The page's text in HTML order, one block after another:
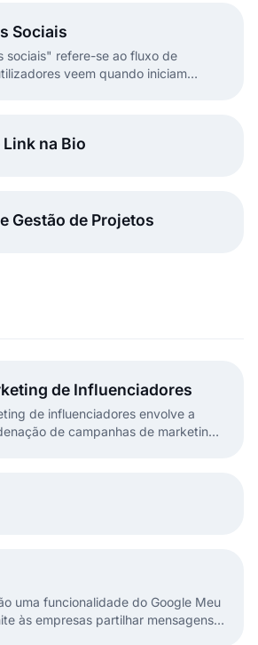
Sociais
sociais" refere-se ao fluxo de
veem quando iniciam
na Bio
Gestão de Projetos
de Influenciadores
de influenciadores envolve a
de campanhas de marketing
uma funcionalidade do Google Meu
às empresas partilhar mensagens